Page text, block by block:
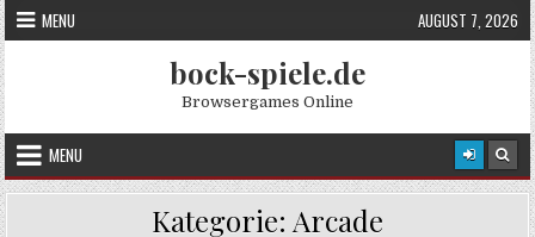
Skip
to
content
MENU AUGUST 7, 2026
bock-spiele.de
Browsergames Online
MENU
Kategorie: Arcade